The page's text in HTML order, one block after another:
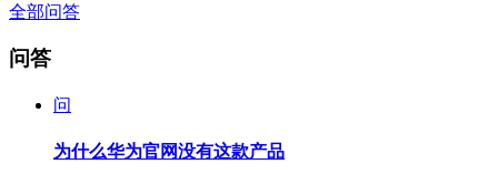
全部问答
问答
问
为什么华为官网没有这款产品